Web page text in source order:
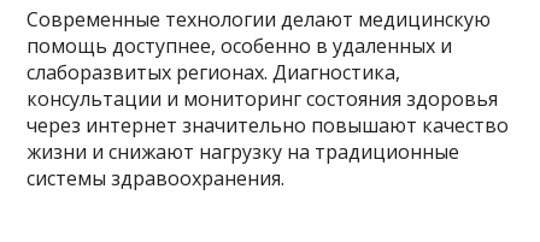
Современные технологии делают медицинскую
помощь доступнее, особенно в удаленных и
слаборазвитых регионах. Диагностика,
консультации и мониторинг состояния здоровья
через интернет значительно повышают качество
жизни и снижают нагрузку на традиционные
системы здравоохранения.